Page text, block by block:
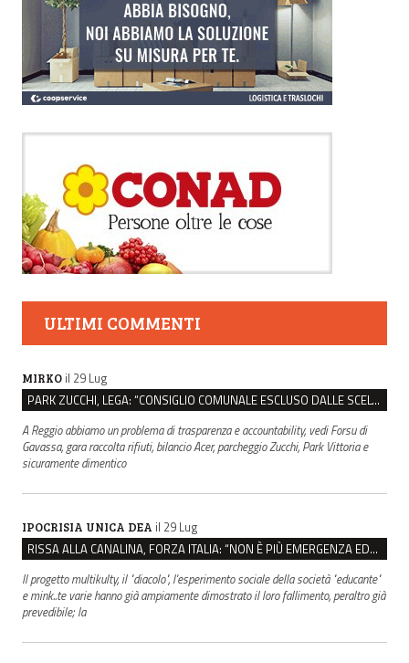
ULTIMI COMMENTI
MIRKO il 29 Lug
PARK ZUCCHI, LEGA: “CONSIGLIO COMUNALE ESCLUSO DALLE SCELTE, PRETENDIAMO TUTTI GLI ATTI”
A Reggio abbiamo un problema di trasparenza e accountability, vedi Forsu di
Gavassa, gara raccolta rifiuti, bilancio Acer, parcheggio Zucchi, Park Vittoria e
sicuramente dimentico
IPOCRISIA UNICA DEA il 29 Lug
RISSA ALLA CANALINA, FORZA ITALIA: “NON È PIÙ EMERGENZA EDUCATIVA, MA DI SICUREZZA”
Il progetto multikulty, il "diacolo", l'esperimento sociale della società "educante"
e mink..te varie hanno già ampiamente dimostrato il loro fallimento, peraltro già
prevedibile; la